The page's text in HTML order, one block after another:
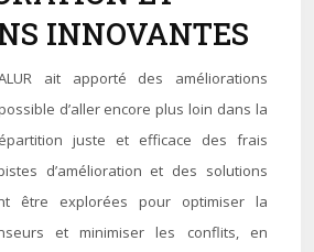
INNOVANTES
ait apporté des améliorations
d’aller encore plus loin dans la
juste et efficace des frais
d’amélioration et des solutions
être explorées pour optimiser la
et minimiser les conflits, en